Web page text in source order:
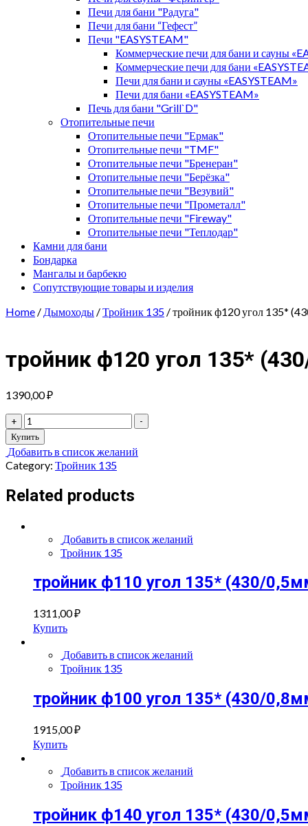
Печи для бани "Радуга"
Печи для бани “Гефест”
Печи "EASYSTEAM"
Коммерческие печи для бани и сауны
Коммерческие печи для бани
Печи для бани и сауны «EASYSTEAM»
Печи для бани «EASYSTEAM»
Печь для бани "Grill`D"
Отопительные печи
Отопительные печи "Ермак"
Отопительные печи "TMF"
Отопительные печи "Бренеран"
Отопительные печи "Берёзка"
Отопительные печи "Везувий"
Отопительные печи "Прометалл"
Отопительные печи "Fireway"
Отопительные печи "Теплодар"
Камни для бани
Бондарка
Мангалы и барбекю
Сопутствующие товары и изделия
Home / Дымоходы /Тройник 135 / тройник ф120 угол 135*
тройник ф120 угол 135*
1390,00₽
+
тройник
ф120
угол
135*
(430/0,5мм)
quantity
-
Купить
Добавить в список желаний
Category: Тройник 135
Related products
Добавить в список желаний
Тройник 135
тройник ф110 угол 135* (430/
1311,00₽
Купить
Добавить в список желаний
Тройник 135
тройник ф100 угол 135* (430/
1915,00₽
Купить
Добавить в список желаний
Тройник 135
тройник ф140 угол 135* (430/